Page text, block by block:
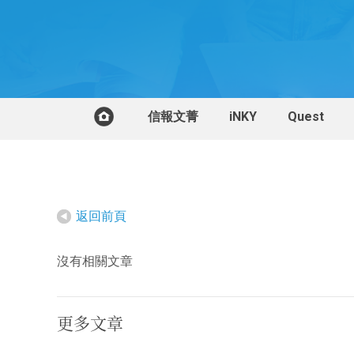
信報文菁 iNKY Quest
返回前頁
沒有相關文章
更多文章